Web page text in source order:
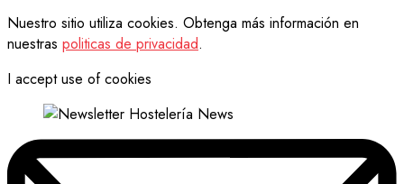
Nuestro sitio utiliza cookies. Obtenga más información en
nuestras politicas de privacidad.
I accept use of cookies